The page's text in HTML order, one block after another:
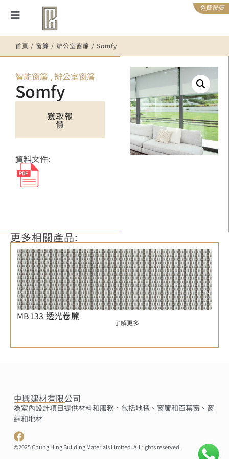
免費報價
首頁 / 窗簾 / 辦公室窗簾 / Somfy
智能窗簾 ,辦公室窗簾
Somfy
獲取報
價
資料文件:
更多相關產品:
MB133 透光卷簾
了解更多
中興建材有限公司
為室內設計項目提供材料和服務，包括地毯、窗簾和百葉窗、窗
網和地材
©2025 Chung Hing Building Materials Limited. All rights reserved.